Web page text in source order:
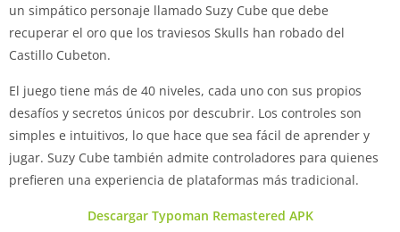
un simpático personaje llamado Suzy Cube que debe
recuperar el oro que los traviesos Skulls han robado del
Castillo Cubeton.
El juego tiene más de 40 niveles, cada uno con sus propios
desafíos y secretos únicos por descubrir. Los controles son
simples e intuitivos, lo que hace que sea fácil de aprender y
jugar. Suzy Cube también admite controladores para quienes
prefieren una experiencia de plataformas más tradicional.
Descargar Typoman Remastered APK